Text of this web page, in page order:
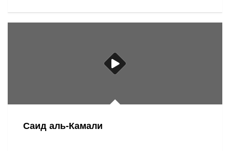
Саид аль-Камали